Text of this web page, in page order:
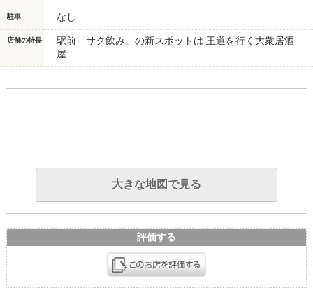
駐車 なし
店舗の特長
駅前「サク飲み」の新スポットは 王道を行く大衆居酒
屋
大きな地図で見る
評価する